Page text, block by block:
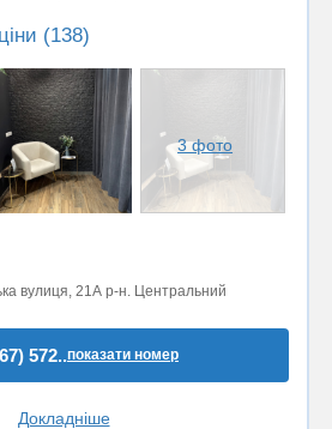
(138)
3 фото
вулиця, 21А р-н. Центральний
572..показати номер
Докладніше